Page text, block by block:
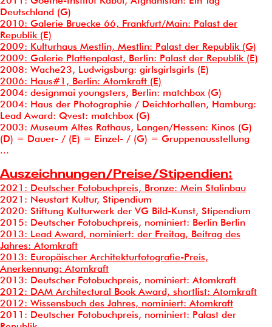
Deutschland (G)
2010: Galerie Bruecke 66, Frankfurt/Main: Palast der
Republik (E)
2009: Kulturhaus Mestlin, Mestlin: Palast der Republik (G)
2009: Galerie Plattenpalast, Berlin: Palast der Republik (E)
2008: Wache23, Ludwigsburg: girlsgirlsgirls (E)
2006: Haus#1, Berlin: Atomkraft (E)
2004: designmai youngsters, Berlin: matchbox (G)
2004: Haus der Photographie / Deichtorhallen, Hamburg:
Lead Award: Qvest: matchbox (G)
2003: Museum Altes Rathaus, Langen/Hessen: Kinos (G)
(D) = Dauer- / (E) = Einzel- / (G) = Gruppenausstellung
...
Auszeichnungen/Preise/Stipendien:
2021: Deutscher Fotobuchpreis, Bronze: Mein Stalinbau
2021: Neustart Kultur, Stipendium
2020: Stiftung Kulturwerk der VG Bild-Kunst, Stipendium
2015: Deutscher Fotobuchpreis, nominiert: Berlin Berlin
2013: Lead Award, nominiert: der Freitag‚ Beitrag des
Jahres: Atomkraft
2013: Europäischer Architekturfotografie-Preis,
Anerkennung: Atomkraft
2013: Deutscher Fotobuchpreis, nominiert: Atomkraft
2012: DAM Architectural Book Award, shortlist: Atomkraft
2012: Wissensbuch des Jahres, nominiert: Atomkraft
2011: Deutscher Fotobuchpreis, nominiert: Palast der